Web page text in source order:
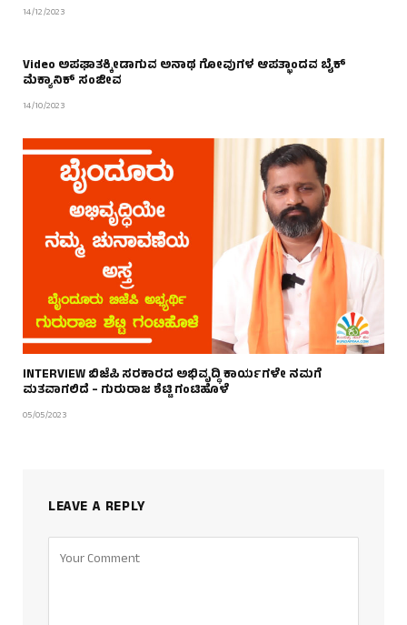
14/12/2023
Video ಅಪಘಾತಕ್ಕೀಡಾಗುವ ಅನಾಥ ಗೋವುಗಳ ಆಪತ್ಭಾಂದವ ಬೈಕ್
ಮೆಕ್ಯಾನಿಕ್ ಸಂಜೀವ
14/10/2023
INTERVIEW ಬಿಜೆಪಿ ಸರಕಾರದ ಅಭಿವೃದ್ಧಿ ಕಾರ್ಯಗಳೇ ನಮಗೆ
ಮತವಾಗಲಿದೆ – ಗುರುರಾಜ ಶೆಟ್ಟಿ ಗಂಟಿಹೊಳೆ
05/05/2023
LEAVE A REPLY